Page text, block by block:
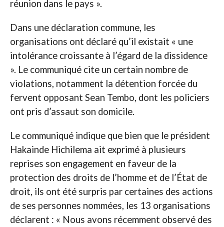
réunion dans le pays ».
Dans une déclaration commune, les
organisations ont déclaré qu’il existait « une
intolérance croissante à l’égard de la dissidence
». Le communiqué cite un certain nombre de
violations, notamment la détention forcée du
fervent opposant Sean Tembo, dont les policiers
ont pris d’assaut son domicile.
Le communiqué indique que bien que le président
Hakainde Hichilema ait exprimé à plusieurs
reprises son engagement en faveur de la
protection des droits de l’homme et de l’État de
droit, ils ont été surpris par certaines des actions
de ses personnes nommées, les 13 organisations
déclarent : « Nous avons récemment observé des